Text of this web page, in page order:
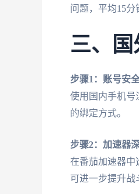
问题，平均15分
三、
步骤1：账号安
使用国内手机号
的绑定方式。
步骤2：加速器
在番茄加速器中
可进一步提升战